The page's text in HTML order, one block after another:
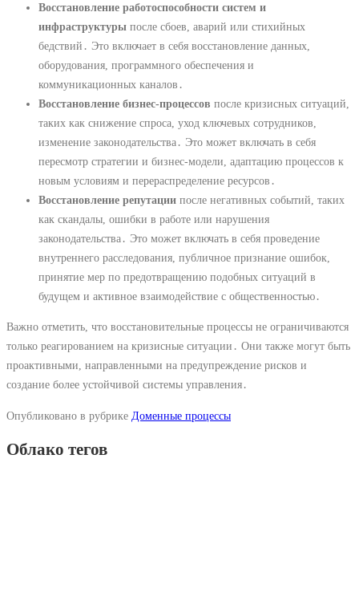
Восстановление работоспособности систем и
инфраструктуры после сбоев, аварий или стихийных
бедствий․ Это включает в себя восстановление данных,
оборудования, программного обеспечения и
коммуникационных каналов․
Восстановление бизнес-процессов после кризисных ситуаций,
таких как снижение спроса, уход ключевых сотрудников,
изменение законодательства․ Это может включать в себя
пересмотр стратегии и бизнес-модели, адаптацию процессов к
новым условиям и перераспределение ресурсов․
Восстановление репутации после негативных событий, таких
как скандалы, ошибки в работе или нарушения
законодательства․ Это может включать в себя проведение
внутреннего расследования, публичное признание ошибок,
принятие мер по предотвращению подобных ситуаций в
будущем и активное взаимодействие с общественностью․
Важно отметить, что восстановительные процессы не ограничиваются
только реагированием на кризисные ситуации․ Они также могут быть
проактивными, направленными на предупреждение рисков и
создание более устойчивой системы управления․
Опубликовано в рубрике Доменные процессы
Облако тегов